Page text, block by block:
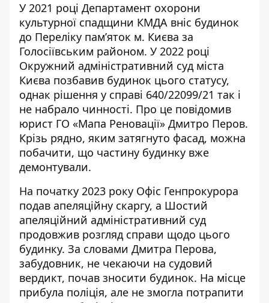
У 2021 році Департамент охорони
культурної спадщини КМДА вніс будинок
до Переліку пам’яток м. Києва за
Голосіївським районом. У 2022 році
Окружний адміністративний суд міста
Києва позбавив будинок цього статусу,
однак рішення у справі 640/22099/21 так і
не набрало чинності. Про це повідомив
юрист ГО «Мапа Реновації» Дмитро Перов.
Крізь рядно, яким затягнуто фасад, можна
побачити, що частину будинку вже
демонтували.
На початку 2023 року Офіс Генпрокурора
подав апеляційну скаргу, а Шостий
апеляційний адміністративний суд
продовжив розгляд справи щодо цього
будинку. За словами Дмитра Перова,
забудовник, не чекаючи на судовий
вердикт, почав зносити будинок. На місце
прибула поліція, але не змогла потрапити